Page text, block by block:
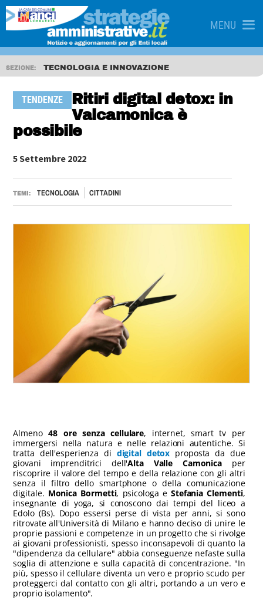
MENU
SEZIONE: TECNOLOGIA E INNOVAZIONE
TENDENZE
Ritiri digital detox: in
Valcamonica è
possibile
5 Settembre 2022
TEMI: TECNOLOGIA CITTADINI
Almeno48 ore senza cellulare, internet, smart tv per
immergersi nella natura e nelle relazioni autentiche. Si
tratta dell'esperienza di digital detox proposta da due
giovani imprenditrici dell'Alta Valle Camonica per
riscoprire il valore del tempo e della relazione con gli altri
senza il filtro dello smartphone o della comunicazione
digitale. Monica Bormetti, psicologa e Stefania Clementi,
insegnante di yoga, si conoscono dai tempi del liceo a
Edolo (Bs). Dopo essersi perse di vista per anni, si sono
ritrovate all'Università di Milano e hanno deciso di unire le
proprie passioni e competenze in un progetto che si rivolge
ai giovani professionisti, spesso inconsapevoli di quanto la
"dipendenza da cellulare" abbia conseguenze nefaste sulla
soglia di attenzione e sulla capacità di concentrazione. "In
più, spesso il cellulare diventa un vero e proprio scudo per
proteggerci dal contatto con gli altri, portando a un vero e
proprio isolamento".